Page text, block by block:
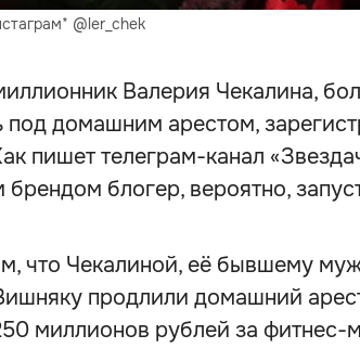
@ler_chek
Валерия Чекалина,
под домашним арестом,
пишет телеграм-канал
блогер, вероятно,
что Чекалиной, её бывшему
продлили домашний
миллионов рублей за